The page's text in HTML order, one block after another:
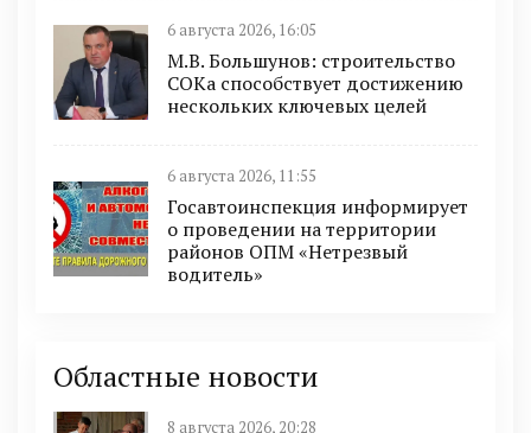
6 августа 2026, 16:05
М.В. Большунов: строительство
СОКа способствует достижению
нескольких ключевых целей
6 августа 2026, 11:55
Госавтоинспекция информирует
о проведении на территории
районов ОПМ «Нетрезвый
водитель»
Областные новости
8 августа 2026, 20:28